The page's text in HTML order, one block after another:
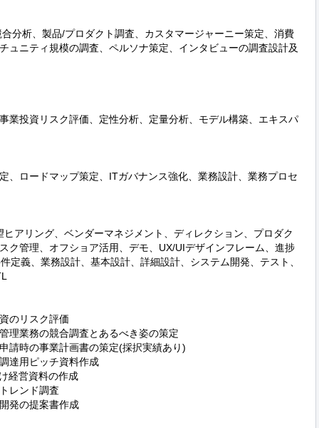
分析、製品/プロダクト調査、カスタマージャーニー策定、消費
ュニティ規模の調査、ペルソナ策定、インタビューの調査設計及
業投資リスク評価、定性分析、定量分析、モデル構築、エキスパ
、ロードマップ策定、ITガバナンス強化、業務設計、業務プロセ
アリング、ベンダーマネジメント、ディレクション、プロダク
ク管理、オフショア活用、デモ、UX/UIデザインフレーム、進捗
定義、業務設計、基本設計、詳細設計、システム開発、テスト、
のリスク評価
理業務の競合調査とあるべき姿の策定
請時の事業計画書の策定(採択実績あり)
達用ピッチ資料作成
経営資料の作成
レンド調査
発の提案書作成